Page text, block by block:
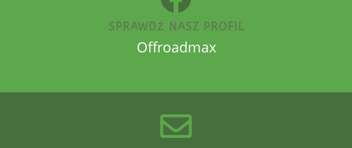
SPRAWDŹ NASZ PROFIL
Offroadmax